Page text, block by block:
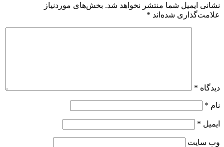
نشانی ایمیل شما منتشر نخواهد شد. بخش‌های موردنیاز
علامت‌گذاری شده‌اند *
دیدگاه *
نام *
ایمیل *
وب‌ سایت